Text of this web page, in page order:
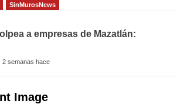
SinMurosNews
a empresas de Mazatlán:
2 semanas hace
Image